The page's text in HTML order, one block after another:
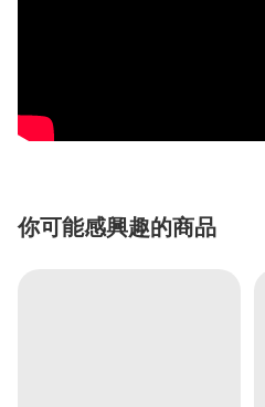
你可能感興趣的商品